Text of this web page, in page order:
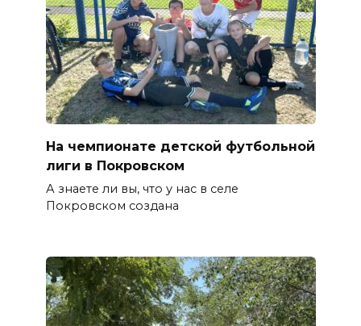
На чемпионате детской футбольной
лиги в Покровском
А знаете ли вы, что у нас в селе
Покровском создана